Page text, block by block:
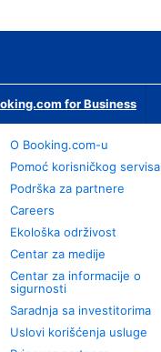
for Business
О Booking.com-u
Pomoć korisničkog servisa
Podrška za partnere
Careers
Ekološka održivost
Centar za medije
Centar za informacije o
sigurnosti
Saradnja sa investitorima
Uslovi korišćenja usluge